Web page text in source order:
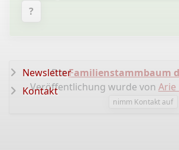
?
DieFamilienstammbaum
Veröffentlichung wurde von Arie
nimm Kontakt auf
Newsletter
Kontakt